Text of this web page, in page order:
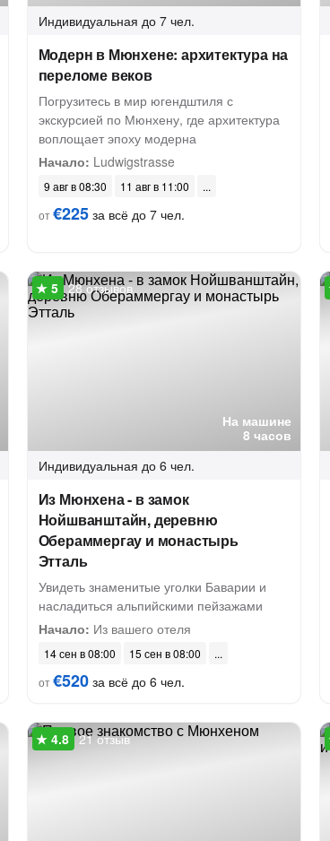
Индивидуальная до 7 чел.
Модерн в Мюнхене: архитектура на
переломе веков
Погрузитесь в мир югендштиля с
экскурсией по Мюнхену, где архитектура
воплощает эпоху модерна
Начало: Ludwigstrasse
9 авг в 08:30
11 авг в 11:00
от€225за всё до 7 чел.
На машине
8 часов
28 отзывов
Индивидуальная до 6 чел.
Из Мюнхена - в замок
Нойшванштайн, деревню
Обераммергау и монастырь
Этталь
Увидеть знаменитые уголки Баварии и
насладиться альпийскими пейзажами
Начало: Из вашего отеля
14 сен в 08:00
15 сен в 08:00
от€520за всё до 6 чел.
21 отзыв